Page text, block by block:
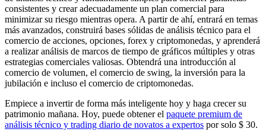
consistentes y crear adecuadamente un plan comercial para
minimizar su riesgo mientras opera. A partir de ahí, entrará en temas
más avanzados, construirá bases sólidas de análisis técnico para el
comercio de acciones, opciones, forex y criptomonedas, y aprenderá
a realizar análisis de marcos de tiempo de gráficos múltiples y otras
estrategias comerciales valiosas. Obtendrá una introducción al
comercio de volumen, el comercio de swing, la inversión para la
jubilación e incluso el comercio de criptomonedas.
Empiece a invertir de forma más inteligente hoy y haga crecer su
patrimonio mañana. Hoy, puede obtener el paquete premium de
análisis técnico y trading diario de novatos a expertos por solo $ 30.